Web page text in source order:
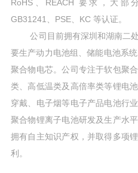
RoHS、REACH 要求，大部
GB31241、PSE、KC 等认证。
公司目前拥有深圳和湖南二处
要生产动力电池组、储能电池系
聚合物电芯。公司专注于软包聚
类、高低温类及高倍率类等锂电
穿戴、电子烟等电子产品电池行
聚合物锂离子电池研发及生产水
拥有自主知识产权，并取得多项
利。